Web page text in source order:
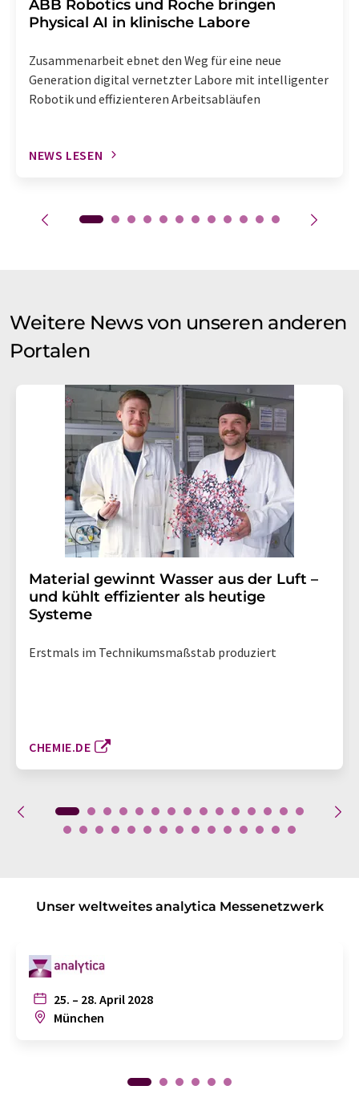
​​​​​​​ABB Robotics und Roche bringen
Physical AI in klinische Labore
Zusammenarbeit ebnet den Weg für eine neue
Generation digital vernetzter Labore mit intelligenter
Robotik und effizienteren Arbeitsabläufen
NEWS LESEN
Weitere News von unseren anderen
Portalen
Material gewinnt Wasser aus der Luft –
und kühlt effizienter als heutige
Systeme
Erstmals im Technikumsmaßstab produziert
CHEMIE.DE
Unser weltweites analytica Messenetzwerk
25. – 28. April 2028
München